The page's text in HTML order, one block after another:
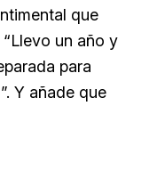
que
un año y
para
Y añade que